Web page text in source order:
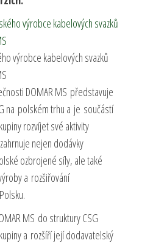
výrobce kabelových svazků
DOMAR MS představuje
na polském trhu a je součástí
rozvíjet své aktivity
nejen dodávky
ozbrojené síly, ale také
a rozšiřování
MS do struktury CSG
a rozšíří její dodavatelský